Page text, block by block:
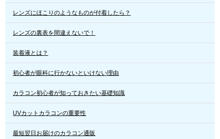
レンズにほこりのようなものが付着したら？
レンズの裏表を間違えないで！
装着液とは？
初心者が眼科に行かないといけない理由
カラコン初心者が知っておきたい基礎知識
UVカットカラコンの重要性
最短翌日お届けのカラコン通販